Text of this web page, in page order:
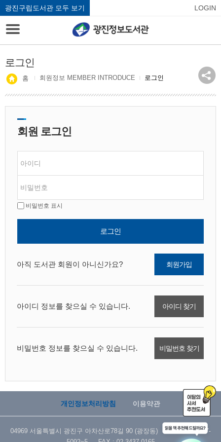
광진구립도서관 모두 보기 LOGIN
로그인
홈 회원정보 MEMBER INTRODUCE 로그인
회원 로그인
비밀번호 표시
로그인
아직 도서관 회원이 아니신가요? 회원가입
아이디 정보를 찾으실 수 있습니다. 아이디 찾기
비밀번호 정보를 찾으실 수 있습니다. 비밀번호 찾기
개인정보처리방침 이용약관
04969 서울특별시 광진구 아차산로78길 90 (광장동) TEL : 02-3437-